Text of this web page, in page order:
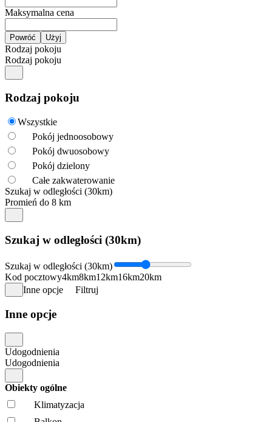
Maksymalna cena
Rodzaj pokoju
Rodzaj pokoju
Rodzaj pokoju
Wszystkie
Pokój jednoosobowy
Pokój dwuosobowy
Pokój dzielony
Całe zakwaterowanie
Szukaj w odległości (30km)
Promień do 8 km
Szukaj w odległości (30km)
Szukaj w odległości (30km)
Kod pocztowy4km8km12km16km20km
Inne opcje
Filtruj
Inne opcje
Udogodnienia
Udogodnienia
Obiekty ogólne
Klimatyzacja